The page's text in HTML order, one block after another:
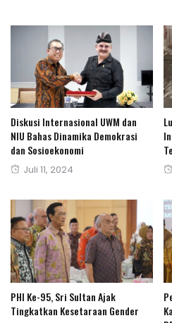
Diskusi Internasional UWM dan
NIU Bahas Dinamika Demokrasi
dan Sosioekonomi
Posted
Juli 11, 2024
PHI Ke-95, Sri Sultan Ajak
Tingkatkan Kesetaraan Gender